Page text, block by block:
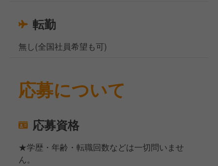
転勤
無し(全国社員希望も可)
応募について
応募資格
★学歴・年齢・転職回数などは一切問いませ
ん。